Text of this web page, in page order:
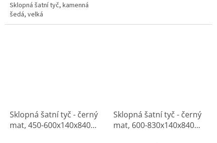
Sklopná šatní tyč, kamenná
šedá, velká
Sklopná šatní tyč - černý
mat, 450-600x140x840
Sklopná šatní tyč - černý
mat, 600-830x140x840